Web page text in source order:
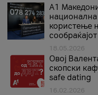
A1
користење
сообраќајот
18.05.2026
Овој
скопски
safe dating
16.02.2026